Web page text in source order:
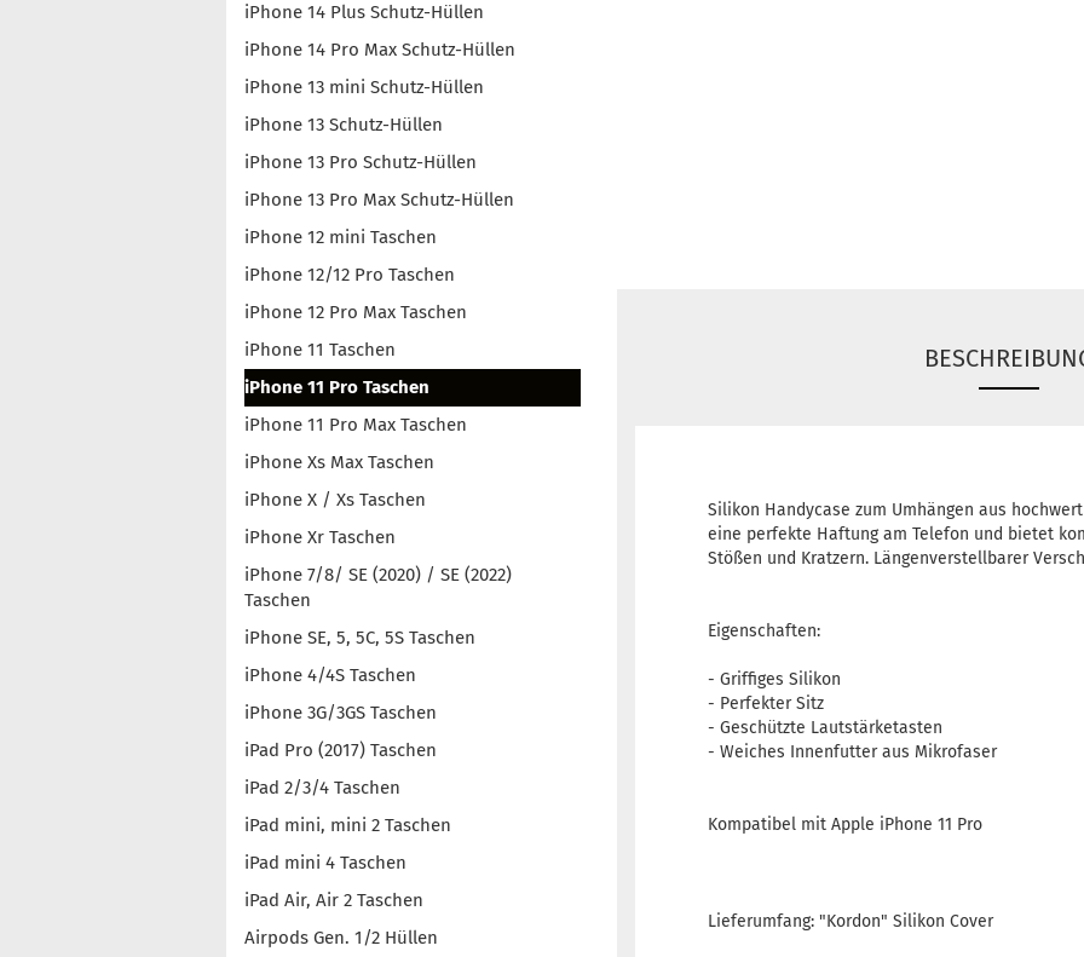
Silikon Handycase zum Umhängen aus
eine perfekte Haftung am Telefon und bietet
Stößen und Kratzern. Längenverstellbarer
Eigenschaften:
- Griffiges Silikon
- Perfekter Sitz
- Geschützte Lautstärketasten
- Weiches Innenfutter aus Mikrofaser
Kompatibel mit Apple iPhone 11 Pro
Lieferumfang: "Kordon" Silikon Cover
iPhone 14 Plus Schutz-Hüllen
iPhone 14 Pro Max Schutz-Hüllen
iPhone 13 mini Schutz-Hüllen
iPhone 13 Schutz-Hüllen
iPhone 13 Pro Schutz-Hüllen
iPhone 13 Pro Max Schutz-Hüllen
iPhone 12 mini Taschen
iPhone 12/12 Pro Taschen
iPhone 12 Pro Max Taschen
iPhone 11 Taschen
iPhone 11 Pro Taschen
iPhone 11 Pro Max Taschen
iPhone Xs Max Taschen
iPhone X / Xs Taschen
iPhone Xr Taschen
iPhone 7/8/ SE (2020) / SE (2022)
Taschen
iPhone SE, 5, 5C, 5S Taschen
iPhone 4/4S Taschen
iPhone 3G/3GS Taschen
iPad Pro (2017) Taschen
iPad 2/3/4 Taschen
iPad mini, mini 2 Taschen
iPad mini 4 Taschen
iPad Air, Air 2 Taschen
Airpods Gen. 1/2 Hüllen